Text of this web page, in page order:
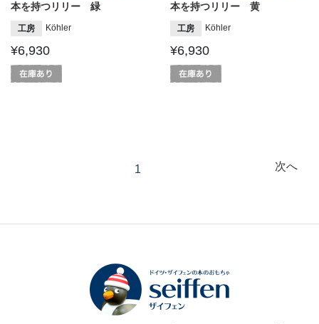
本を持つリリー 緑
工房 Köhler
¥6,930
本を持つリリー 黄
工房 Köhler
¥6,930
の
1 次へ